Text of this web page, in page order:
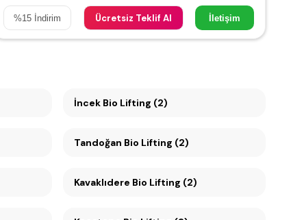
%15 İndirim Ücretsiz Teklif Al İletişim
İncek Bio Lifting (2)
Tandoğan Bio Lifting (2)
Kavaklıdere Bio Lifting (2)